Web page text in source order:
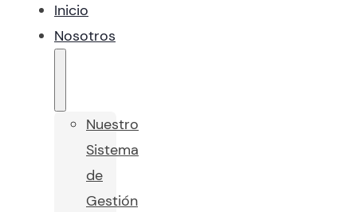
Inicio
Nosotros
Nuestro
Sistema
de
Gestión